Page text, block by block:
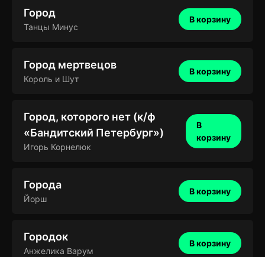
Город
Танцы Минус
В корзину
Город мертвецов
Король и Шут
В корзину
Город, которого нет (к/ф
«Бандитский Петербург»)
Игорь Корнелюк
В
корзину
Города
Йорш
В корзину
Городок
Анжелика Варум
В корзину